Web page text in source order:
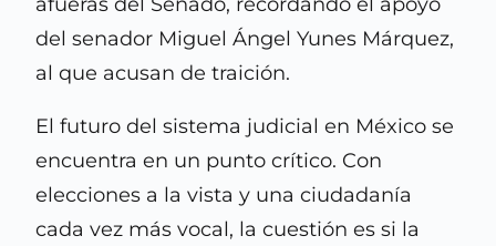
del senador Miguel Ángel Yunes Márquez,
al que acusan de traición.
El futuro del sistema judicial en México se
encuentra en un punto crítico. Con
elecciones a la vista y una ciudadanía
cada vez más vocal, la cuestión es si la